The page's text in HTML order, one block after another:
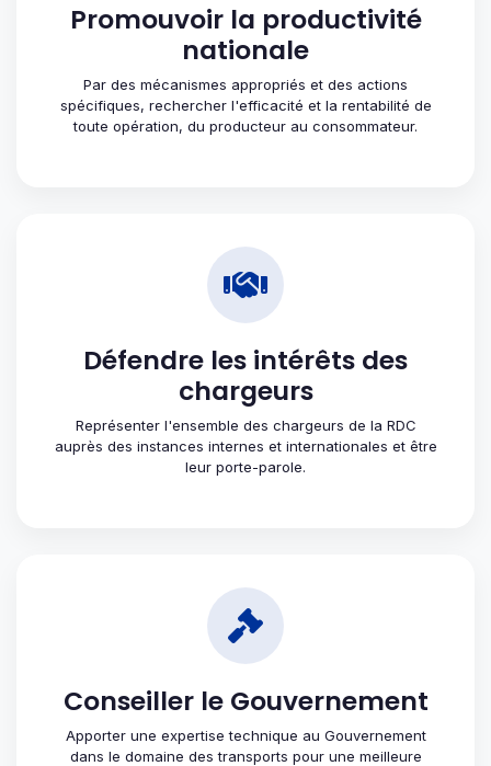
Promouvoir la productivité
nationale
Par des mécanismes appropriés et des actions
spécifiques, rechercher l'efficacité et la rentabilité de
toute opération, du producteur au consommateur.
Défendre les intérêts des
chargeurs
Représenter l'ensemble des chargeurs de la RDC
auprès des instances internes et internationales et être
leur porte-parole.
Conseiller le Gouvernement
Apporter une expertise technique au Gouvernement
dans le domaine des transports pour une meilleure